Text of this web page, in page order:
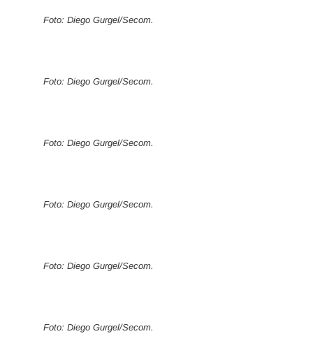
Foto: Diego Gurgel/Secom.
Foto: Diego Gurgel/Secom.
Foto: Diego Gurgel/Secom.
Foto: Diego Gurgel/Secom.
Foto: Diego Gurgel/Secom.
Foto: Diego Gurgel/Secom.